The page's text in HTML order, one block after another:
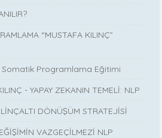
“MUSTAFA KILINÇ”
Somatik Programlama Eğitimi
- YAPAY ZEKANIN TEMELİ: NLP
DÖNÜŞÜM STRATEJİSİ
VAZGEÇİLMEZİ NLP